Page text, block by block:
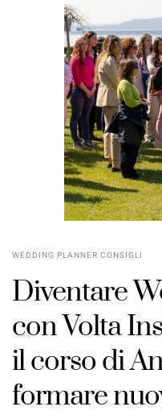
WEDDING PLANNER CONSIGLI
Diventare
con Volta
il corso di
formare